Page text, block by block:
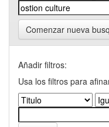
Comenzar nueva
Añadir filtros:
Usa los filtros para